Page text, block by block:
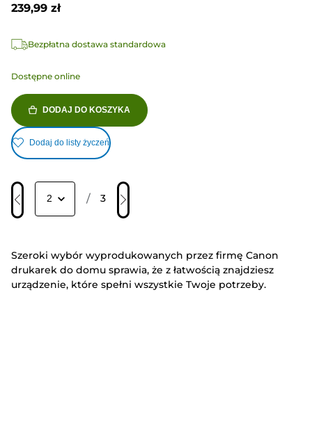
239,99 zł
Bezpłatna dostawa standardowa
Dostępne online
DODAJ DO KOSZYKA
Dodaj do listy życzeń
/ 3
Szeroki wybór wyprodukowanych przez firmę Canon
drukarek do domu sprawia, że z łatwością znajdziesz
urządzenie, które spełni wszystkie Twoje potrzeby.